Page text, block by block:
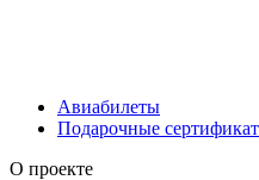
Авиабилеты
Подарочные
О проекте